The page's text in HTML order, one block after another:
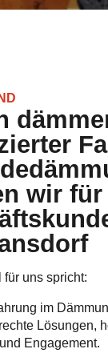
wir für
für uns spricht:
im
Lösungen,
Engagement.